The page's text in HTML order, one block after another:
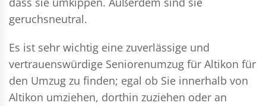
geruchsneutral.
Es ist sehr wichtig eine zuverlässige und
vertrauenswürdige Seniorenumzug für Altikon für
den Umzug zu finden; egal ob Sie innerhalb von
Altikon umziehen, dorthin zuziehen oder an